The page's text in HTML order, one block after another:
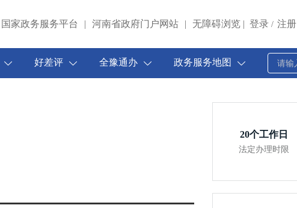
国家政务服务平台 | 河南省政府门户网站 | 无障碍浏览 | 登录 / 注册
好差评 全豫通办 政务服务地图
20个工作日
法定办理时限